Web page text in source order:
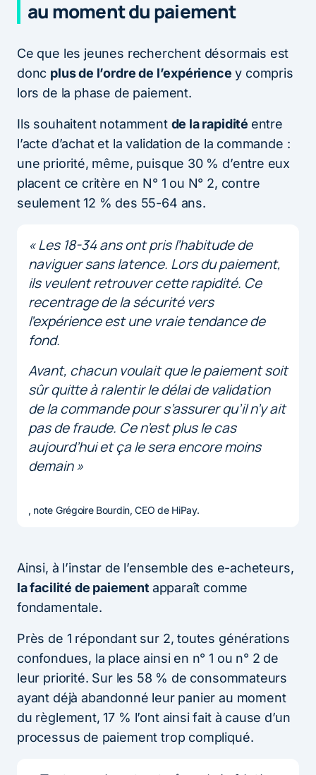
au moment du paiement
Ce que les jeunes recherchent désormais est
donc plus de l’ordre de l’expérience y compris
lors de la phase de paiement.
Ils souhaitent notamment de la rapidité entre
l’acte d’achat et la validation de la commande :
une priorité, même, puisque 30 % d’entre eux
placent ce critère en N° 1 ou N° 2, contre
seulement 12 % des 55-64 ans.
« Les 18-34 ans ont pris l’habitude de
naviguer sans latence. Lors du paiement,
ils veulent retrouver cette rapidité. Ce
recentrage de la sécurité vers
l’expérience est une vraie tendance de
fond.
Avant, chacun voulait que le paiement soit
sûr quitte à ralentir le délai de validation
de la commande pour s’assurer qu’il n’y ait
pas de fraude. Ce n’est plus le cas
aujourd’hui et ça le sera encore moins
demain »
, note Grégoire Bourdin, CEO de HiPay.
Ainsi, à l’instar de l’ensemble des e-acheteurs,
la facilité de paiementapparaît comme
fondamentale.
Près de 1 répondant sur 2, toutes générations
confondues, la place ainsi en n° 1 ou n° 2 de
leur priorité. Sur les 58 % de consommateurs
ayant déjà abandonné leur panier au moment
du règlement, 17 % l’ont ainsi fait à cause d’un
processus de paiement trop compliqué.